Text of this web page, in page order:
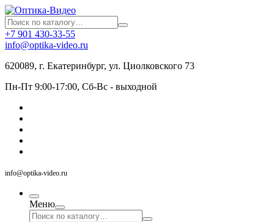
+7 901 430-33-55
info@optika-video.ru
620089, г. Екатеринбург, ул. Циолковского 73
Пн-Пт 9:00-17:00, Сб-Вс - выходной
info@optika-video.ru
Меню